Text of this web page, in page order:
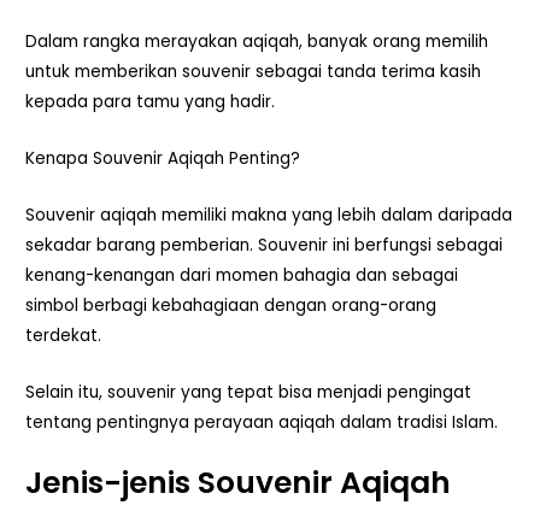
Dalam rangka merayakan aqiqah, banyak orang memilih
untuk memberikan souvenir sebagai tanda terima kasih
kepada para tamu yang hadir.
Kenapa Souvenir Aqiqah Penting?
Souvenir aqiqah memiliki makna yang lebih dalam daripada
sekadar barang pemberian. Souvenir ini berfungsi sebagai
kenang-kenangan dari momen bahagia dan sebagai
simbol berbagi kebahagiaan dengan orang-orang
terdekat.
Selain itu, souvenir yang tepat bisa menjadi pengingat
tentang pentingnya perayaan aqiqah dalam tradisi Islam.
Jenis-jenis Souvenir Aqiqah